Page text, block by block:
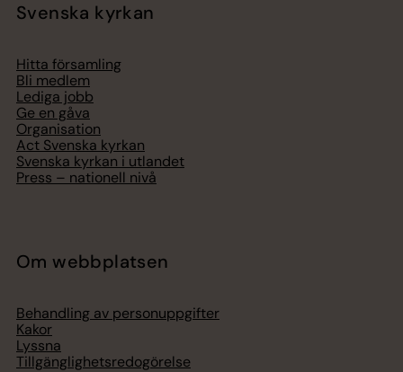
Svenska kyrkan
Hitta församling
Bli medlem
Lediga jobb
Ge en gåva
Organisation
Act Svenska kyrkan
Svenska kyrkan i utlandet
Press – nationell nivå
Om webbplatsen
Behandling av personuppgifter
Kakor
Lyssna
Tillgänglighetsredogörelse